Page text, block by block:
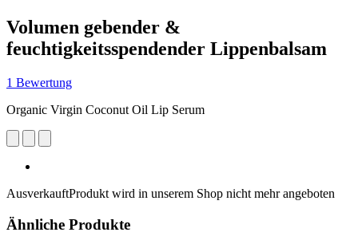
Volumen gebender &
feuchtigkeitsspendender Lippenbalsam
1 Bewertung
Organic Virgin Coconut Oil Lip Serum
AusverkauftProdukt wird in unserem Shop nicht mehr angeboten
Ähnliche Produkte